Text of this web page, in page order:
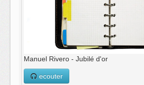
Manuel Rivero - Jubilé d'or
ecouter